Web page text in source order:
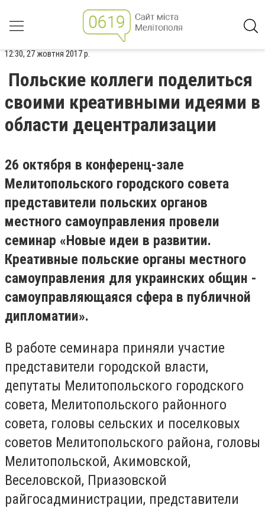
12:30, 27 жовтня 2017 р.
Польские коллеги поделиться
своими креативными идеями в
области децентрализации
26 октября в конференц-зале
Мелитопольского городского совета
представители польских органов
местного самоуправления провели
семинар «Новые идеи в развитии.
Креативные польские органы местного
самоуправления для украинских общин -
самоуправляющаяся сфера в публичной
дипломатии».
В работе семинара приняли участие
представители городской власти,
депутаты Мелитопольского городского
совета, Мелитопольского районного
совета, головы сельских и поселковых
советов Мелитопольского района, головы
Мелитопольской, Акимовской,
Веселовской, Приазовской
райгосадминистрации, представители